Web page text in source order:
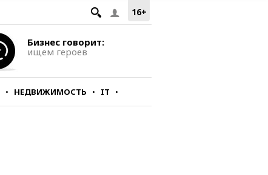
16+
Бизнес говорит:
ищем героев
НЕДВИЖИМОСТЬ IT